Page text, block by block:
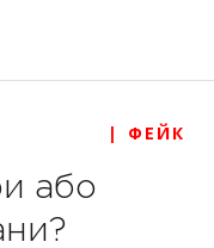
| ФЕЙК
або